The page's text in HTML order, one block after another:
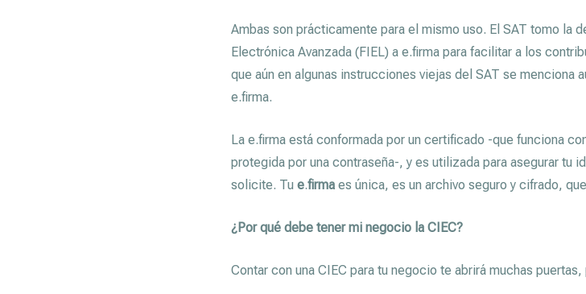
Ambas son prácticamente para el mismo uso. El SAT tomo la
Electrónica Avanzada (FIEL) a e.firma para facilitar a los
que aún en algunas instrucciones viejas del SAT se menciona
e.firma.
La e.firma está conformada por un certificado -que funciona
protegida por una contraseña-, y es utilizada para asegurar tu
solicite. Tu e.firma es única, es un archivo seguro y cifrado,
¿Por qué debe tener mi negocio la CIEC?
Contar con una CIEC para tu negocio te abrirá muchas